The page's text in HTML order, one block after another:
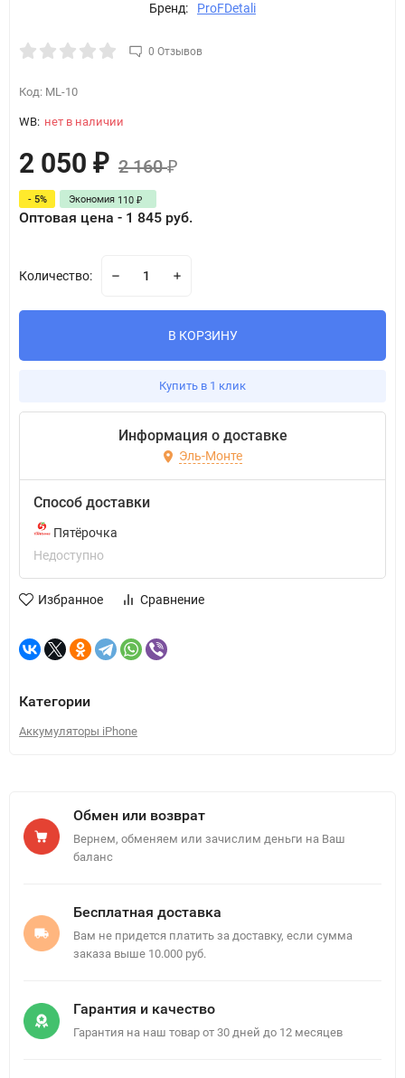
Бренд: ProFDetali
0 Отзывов
Код: ML-10
WB: нет в наличии
2 050 ₽ 2 160₽
- 5% Экономия 110 ₽
Оптовая цена - 1 845 руб.
Количество:
В КОРЗИНУ
Купить в 1 клик
Информация о доставке
Эль-Монте
Способ доставки
Пятёрочка
Недоступно
Избранное Сравнение
Категории
Аккумуляторы iPhone
Обмен или возврат
Вернем, обменяем или зачислим деньги на Ваш
баланс
Бесплатная доставка
Вам не придется платить за доставку, если сумма
заказа выше 10.000 руб.
Гарантия и качество
Гарантия на наш товар от 30 дней до 12 месяцев